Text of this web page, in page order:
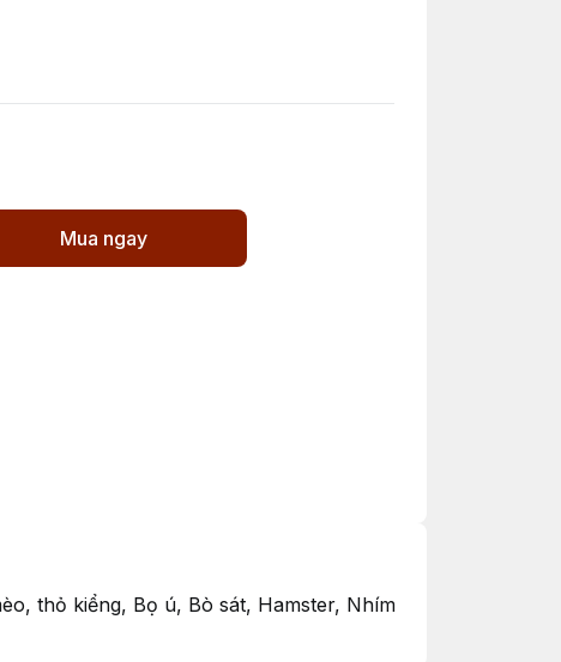
Mua ngay
thỏ kiểng, Bọ ú, Bò sát, Hamster, Nhím